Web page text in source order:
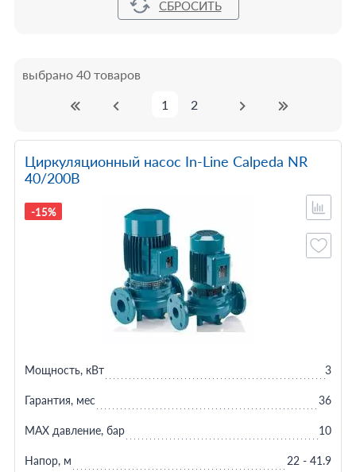
выбрано 40 товаров
1
2
Циркуляционный насос In-Line Calpeda NR
40/200B
-15%
Мощность, кВт 3
Гарантия, мес 36
MAX давление, бар 10
Напор, м 22 - 41.9